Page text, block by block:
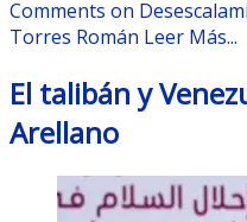
Comments on
Torres Román Leer Más...
El talibán y
Arellano